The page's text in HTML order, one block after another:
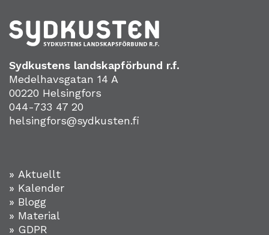
Sydkustens landskapförbund r.f.
Medelhavsgatan 14 A
00220 Helsingfors
044-733 47 20
helsingfors@sydkusten.fi
» Aktuellt
» Kalender
» Blogg
» Material
» GDPR